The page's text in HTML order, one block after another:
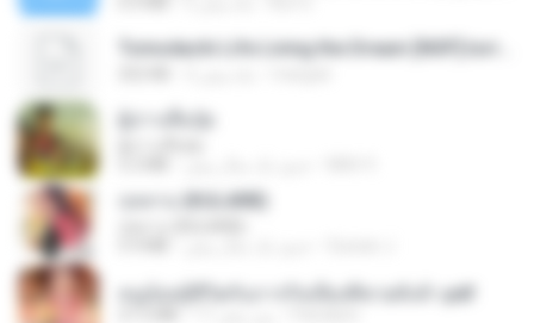
กุหลาบ (KULARB)
หนูน้อยสู้ชีวิตกับภารกิจเลี้ยงพี่ชายทั้งห้า.pdf